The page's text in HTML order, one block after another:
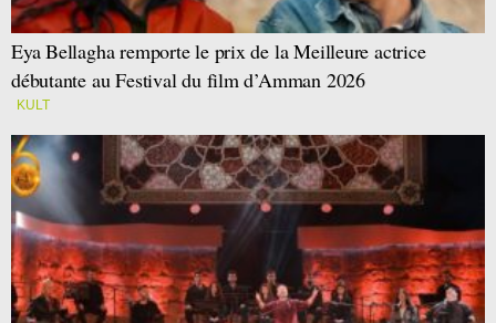
Eya Bellagha remporte le prix de la Meilleure actrice
débutante au Festival du film d’Amman 2026
KULT